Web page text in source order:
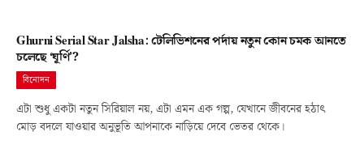
Ghurni Serial Star Jalsha: টেলিভিশনের পর্দায় নতুন কোন চমক আনতে
চলেছে ‘ঘূর্ণি’?
বিনোদন
এটা শুধু একটা নতুন সিরিয়াল নয়, এটা এমন এক গল্প, যেখানে জীবনের হঠাৎ
মোড় বদলে যাওয়ার অনুভূতি আপনাকে নাড়িয়ে দেবে ভেতর থেকে।